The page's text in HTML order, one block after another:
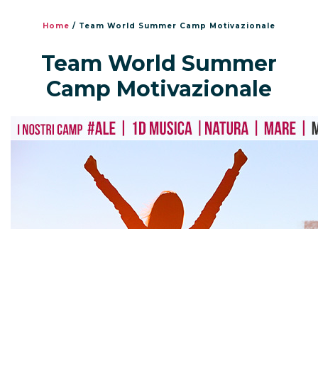
Home / Team World Summer Camp Motivazionale
Team World Summer
Camp Motivazionale